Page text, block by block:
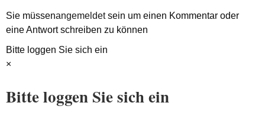
Sie müssenangemeldetsein um einen Kommentar oder
eine Antwort schreiben zu können
Bitte loggen Sie sich ein
×
Bitte loggen Sie sich ein